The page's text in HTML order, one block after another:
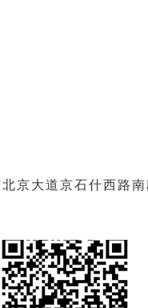
京大道京石什西路